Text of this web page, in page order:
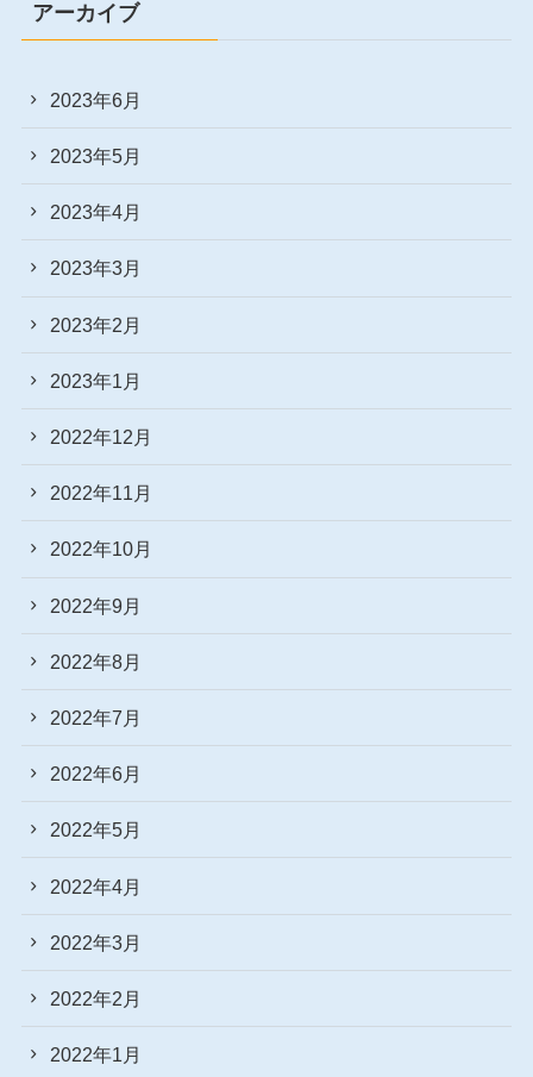
アーカイブ
2023年6月
2023年5月
2023年4月
2023年3月
2023年2月
2023年1月
2022年12月
2022年11月
2022年10月
2022年9月
2022年8月
2022年7月
2022年6月
2022年5月
2022年4月
2022年3月
2022年2月
2022年1月